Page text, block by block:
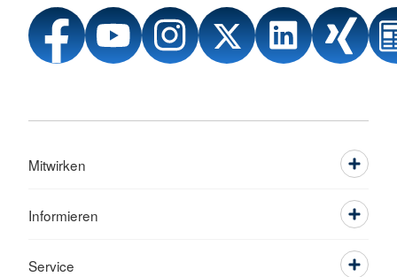
Mitwirken
Informieren
Service